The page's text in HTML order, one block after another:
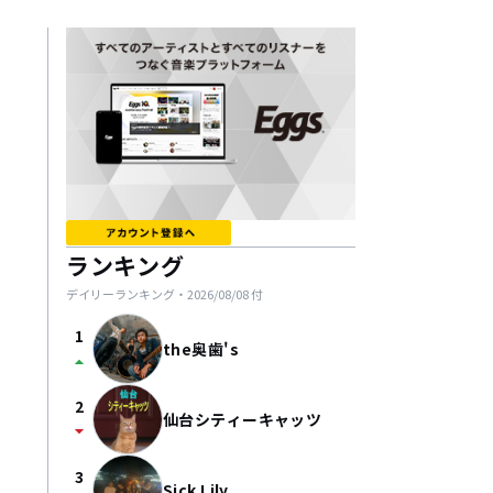
ランキング
デイリーランキング・ 2026/08/08付
1
arrow_drop_up the奥歯's
2
arrow_drop_down 仙台シティーキャッツ
3